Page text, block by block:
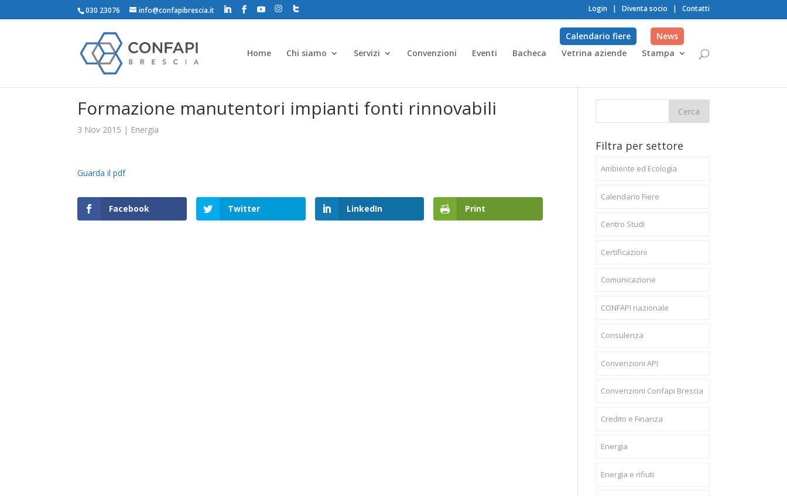
030 23076 info@confapibrescia.it Login | Diventa socio | Contatti
Home Chi siamo Servizi Convenzioni Eventi Bacheca Vetrina aziende Stampa
Calendario fiere News
Formazione manutentori impianti fonti rinnovabili
3 Nov 2015 | Energia
Guarda il pdf
Facebook Twitter LinkedIn Print
Filtra per settore
Ambiente ed Ecologia
Calendario Fiere
Centro Studi
Certificazioni
Comunicazione
CONFAPI nazionale
Consulenza
Convenzioni API
Convenzioni Confapi Brescia
Credito e Finanza
Energia
Energia e rifiuti